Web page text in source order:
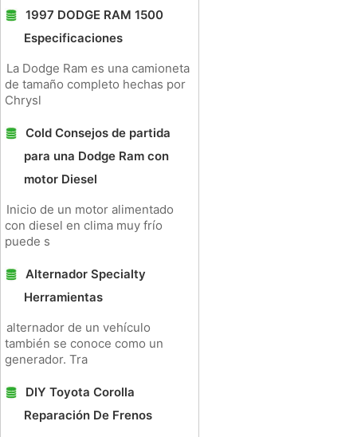
1997 DODGE RAM 1500
Especificaciones
La Dodge Ram es una camioneta
de tamaño completo hechas por
Chrysl
Cold Consejos de partida
para una Dodge Ram con
motor Diesel
Inicio de un motor alimentado
con diesel en clima muy frío
puede s
Alternador Specialty
Herramientas
alternador de un vehículo
también se conoce como un
generador. Tra
DIY Toyota Corolla
Reparación De Frenos